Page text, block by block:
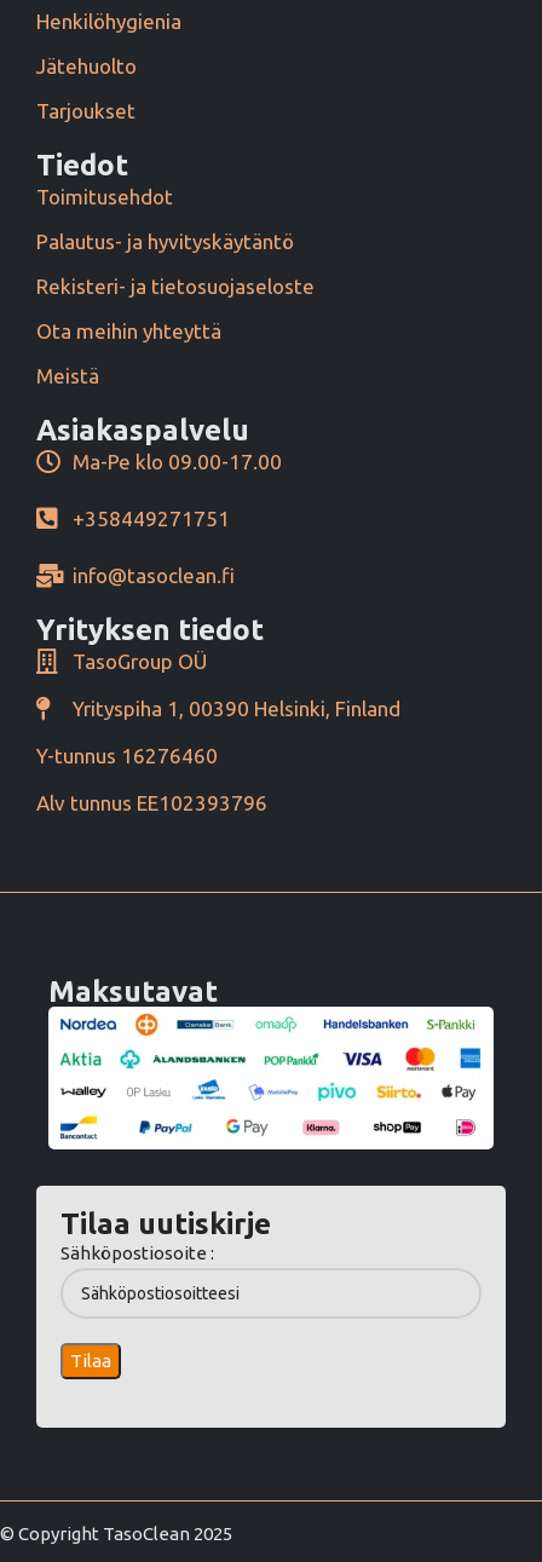
Henkilöhygienia
Jätehuolto
Tarjoukset
Tiedot
Toimitusehdot
Palautus- ja hyvityskäytäntö
Rekisteri- ja tietosuojaseloste
Ota meihin yhteyttä
Meistä
Asiakaspalvelu
Ma-Pe klo 09.00-17.00
+358449271751
info@tasoclean.fi
Yrityksen tiedot
TasoGroup OÜ
Yrityspiha 1, 00390 Helsinki, Finland
Y-tunnus 16276460
Alv tunnus EE102393796
Maksutavat
Tilaa uutiskirje
Sähköpostiosoite :
© Copyright TasoClean 2025